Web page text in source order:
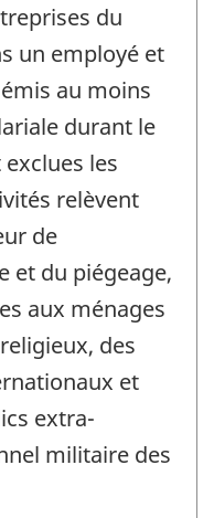
du
un employé et
au moins
durant le
les
relèvent
de
et du piégeage,
aux ménages
des
et
extra-
militaire des